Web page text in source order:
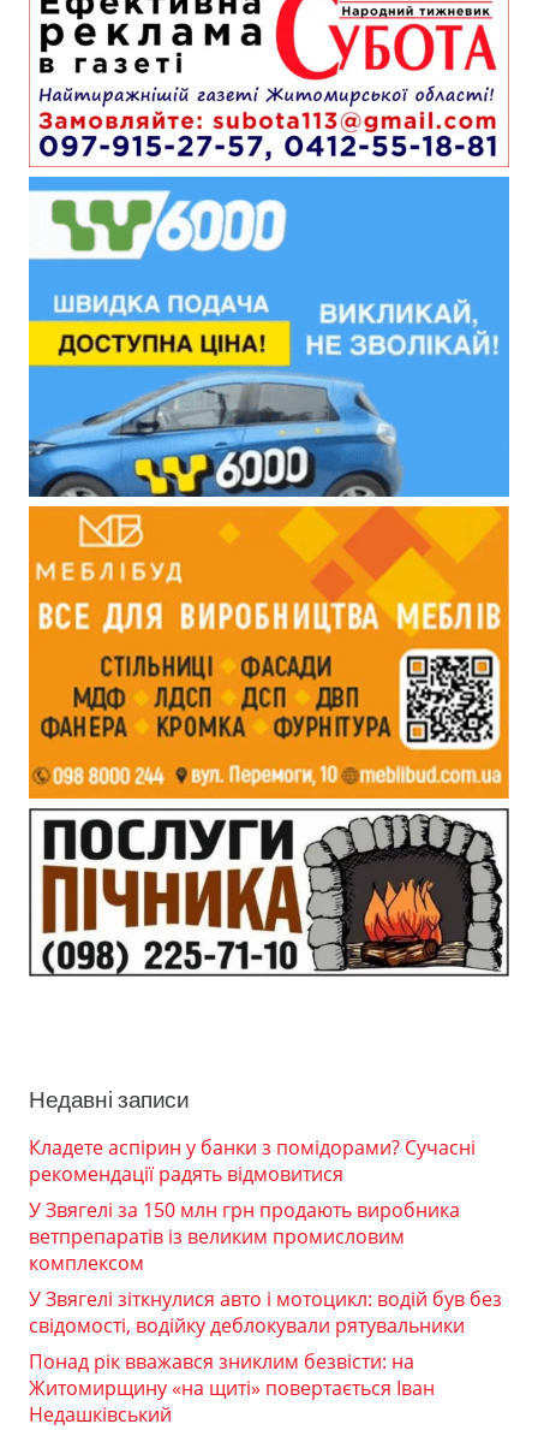
Недавні записи
Кладете аспірин у банки з помідорами? Сучасні
рекомендації радять відмовитися
У Звягелі за 150 млн грн продають виробника
ветпрепаратів із великим промисловим
комплексом
У Звягелі зіткнулися авто і мотоцикл: водій був без
свідомості, водійку деблокували рятувальники
Понад рік вважався зниклим безвісти: на
Житомирщину «на щиті» повертається Іван
Недашківський